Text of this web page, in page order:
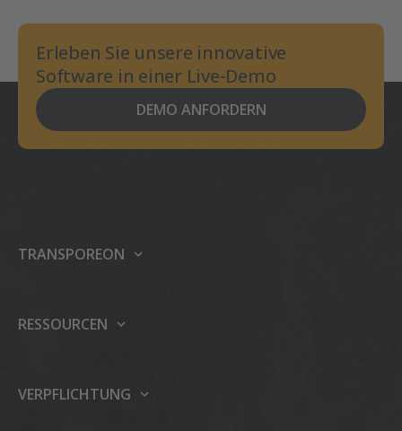
Erleben Sie unsere innovative
Software in einer Live-Demo
DEMO ANFORDERN
TRANSPOREON
Unsere Platform
RESSOURCEN
TIAP
VERPFLICHTUNG